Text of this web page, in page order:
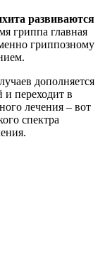
развиваются
гриппа главная
гриппозному
дополняется
переходит в
лечения – вот
спектра